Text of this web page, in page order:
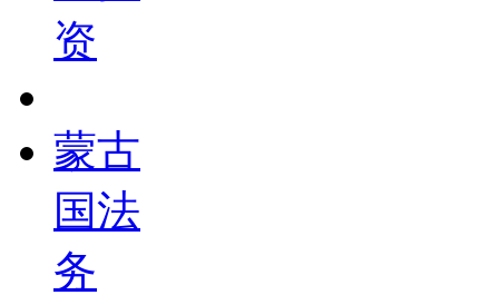
资
蒙古
国法
务